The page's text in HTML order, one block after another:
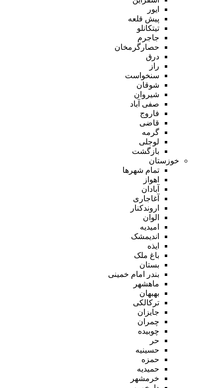
ایور
پیش قلعه
تیتکانلو
جاجرم
حصارگرمخان
درق
راز
سنخواست
شوقان
شیروان
صفی آباد
فاروج
قاضی
گرمه
لوجلی
بازگشت
خوزستان
تمام شهر‌ها
اهواز
آبادان
آغاجاری
اروندکنار
الوان
امیدیه
اندیمشک
ایذه
باغ ملک
بستان
بندر امام خمینی
ماهشهر
بهبهان
ترکالکی
جایزان
چمران
چوبیده
حر
حسینیه
حمزه
حمیدیه
خرمشهر